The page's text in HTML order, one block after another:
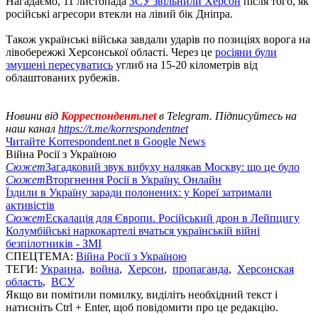
російські агресори втекли на лівий бік Дніпра.
Також українські війська завдали ударів по позиціях ворога на
лівобережжі Херсонської області. Через це росіяни були
змушені пересуватись углиб на 15-20 кілометрів від
облаштованих рубежів.
Новини від Корреспондент.netв Telegram. Підписуйтесь на
наш канал https://t.me/korrespondentnet
Читайте Korrespondent.net в Google News
Війна Росії з Україною
СюжетЗагадковий звук вибуху налякав Москву: що це було
СюжетВторгнення Росії в Україну. Онлайн
Їздили в Україну заради полонених: у Кореї затримали
активістів
СюжетЕскалація для Європи. Російський дрон в Лейпцигу
Колумбійські наркокартелі вчаться українській війні
безпілотників - ЗМІ
СПЕЦТЕМА: Війна Росії з Україною
ТЕГИ: Украина, война, Херсон, пропаганда, Херсонская
область, ВСУ
Якщо ви помітили помилку, виділіть необхідний текст і
натисніть Ctrl + Enter, щоб повідомити про це редакцію.